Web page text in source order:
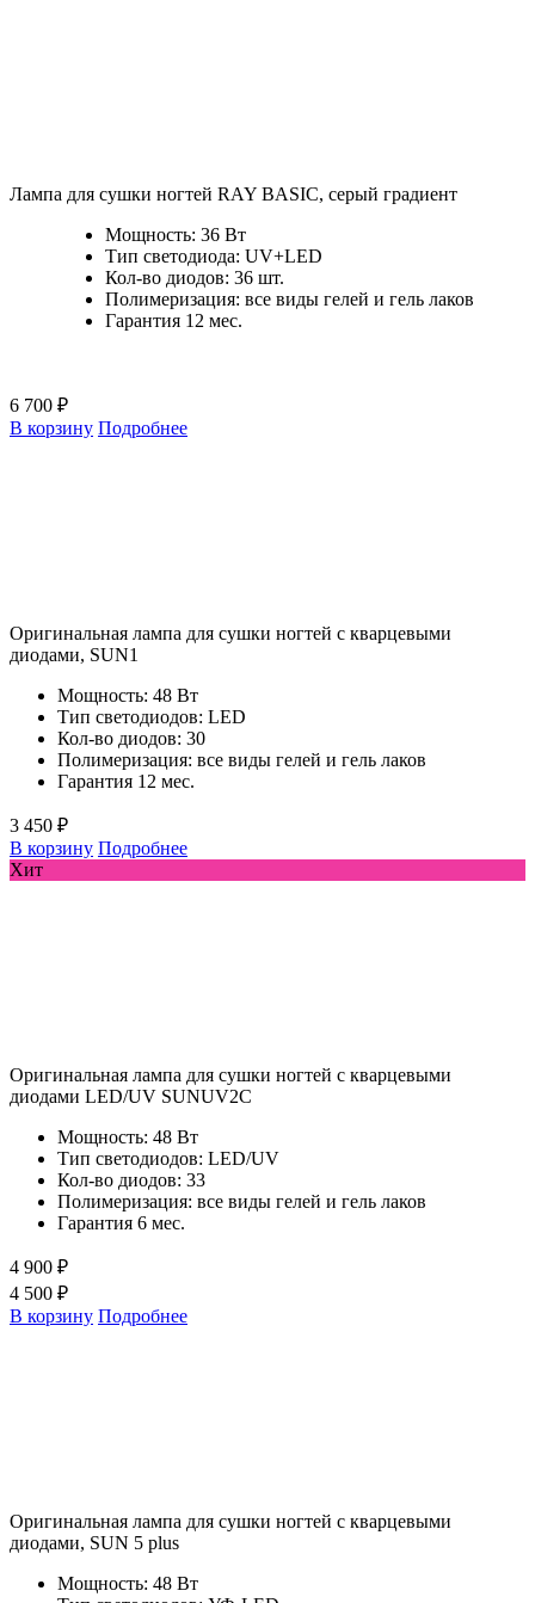
Лампа для сушки ногтей RAY BASIС, серый градиент
Мощность: 36 Вт
Тип светодиода: UV+LED
Кол-во диодов: 36 шт.
Полимеризация: все виды гелей и гель лаков
Гарантия 12 мес.
6 700 ₽
В корзину Подробнее
Оригинальная лампа для сушки ногтей с кварцевыми
диодами, SUN1
Мощность: 48 Вт
Тип светодиодов: LED
Кол-во диодов: 30
Полимеризация: все виды гелей и гель лаков
Гарантия 12 мес.
3 450 ₽
В корзину Подробнее
Хит
Оригинальная лампа для сушки ногтей с кварцевыми
диодами LED/UV SUNUV2C
Мощность: 48 Вт
Тип светодиодов: LED/UV
Кол-во диодов: 33
Полимеризация: все виды гелей и гель лаков
Гарантия 6 мес.
4 900 ₽
4 500 ₽
В корзину Подробнее
Оригинальная лампа для сушки ногтей с кварцевыми
диодами, SUN 5 plus
Мощность: 48 Вт